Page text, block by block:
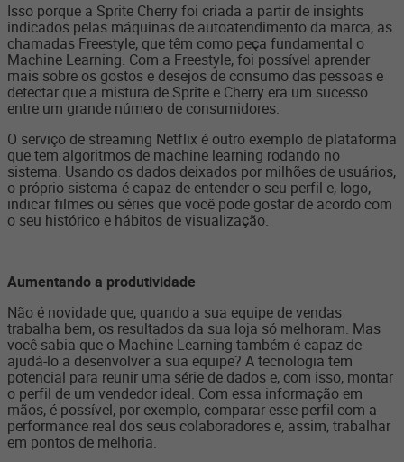
Isso porque a Sprite Cherry foi criada a partir de insights
indicados pelas máquinas de autoatendimento da marca, as
chamadas Freestyle, que têm como peça fundamental o
Machine Learning. Com a Freestyle, foi possível aprender
mais sobre os gostos e desejos de consumo das pessoas e
detectar que a mistura de Sprite e Cherry era um sucesso
entre um grande número de consumidores.
O serviço de streaming Netflix é outro exemplo de plataforma
que tem algoritmos de machine learning rodando no
sistema. Usando os dados deixados por milhões de usuários,
o próprio sistema é capaz de entender o seu perfil e, logo,
indicar filmes ou séries que você pode gostar de acordo com
o seu histórico e hábitos de visualização.
Aumentando a produtividade
Não é novidade que, quando a sua equipe de vendas
trabalha bem, os resultados da sua loja só melhoram. Mas
você sabia que o Machine Learning também é capaz de
ajudá-lo a desenvolver a sua equipe? A tecnologia tem
potencial para reunir uma série de dados e, com isso, montar
o perfil de um vendedor ideal. Com essa informação em
mãos, é possível, por exemplo, comparar esse perfil com a
performance real dos seus colaboradores e, assim, trabalhar
em pontos de melhoria.